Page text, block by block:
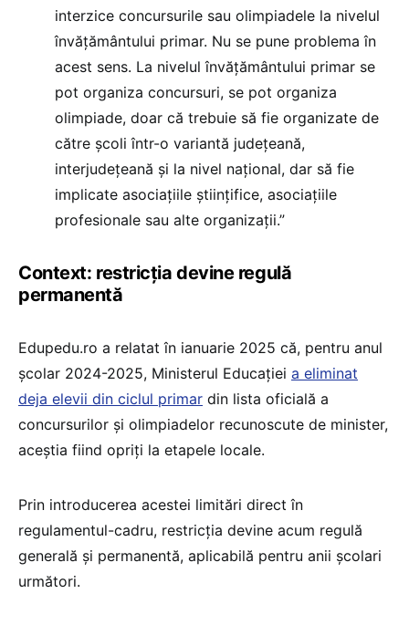
interzice concursurile sau olimpiadele la nivelul
învățământului primar. Nu se pune problema în
acest sens. La nivelul învățământului primar se
pot organiza concursuri, se pot organiza
olimpiade, doar că trebuie să fie organizate de
către școli într-o variantă județeană,
interjudețeană și la nivel național, dar să fie
implicate asociațiile științifice, asociațiile
profesionale sau alte organizații.”
Context: restricția devine regulă
permanentă
Edupedu.ro a relatat în ianuarie 2025 că, pentru anul
școlar 2024-2025, Ministerul Educației a eliminat
deja elevii din ciclul primar din lista oficială a
concursurilor și olimpiadelor recunoscute de minister,
aceștia fiind opriți la etapele locale.
Prin introducerea acestei limitări direct în
regulamentul-cadru, restricția devine acum regulă
generală și permanentă, aplicabilă pentru anii școlari
următori.